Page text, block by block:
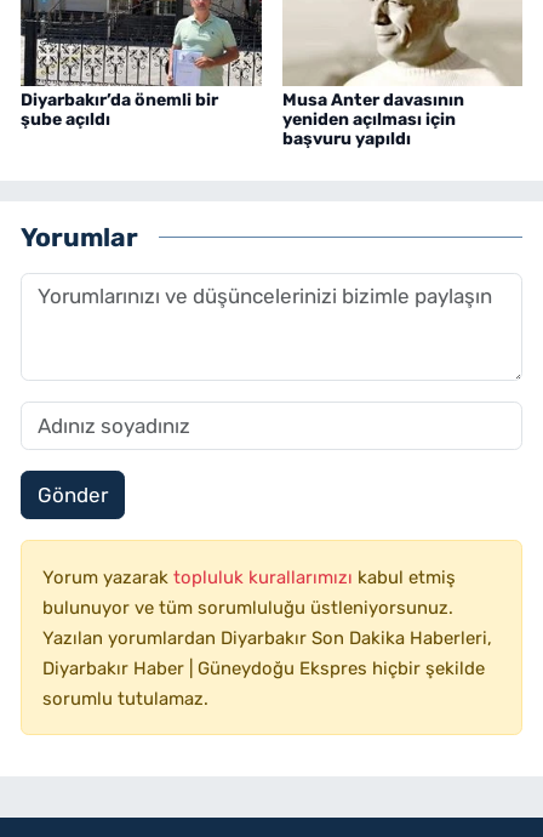
Diyarbakır’da önemli bir
şube açıldı
Musa Anter davasının
yeniden açılması için
başvuru yapıldı
Yorumlar
Gönder
Yorum yazarak topluluk kurallarımızı kabul etmiş
bulunuyor ve tüm sorumluluğu üstleniyorsunuz.
Yazılan yorumlardan Diyarbakır Son Dakika Haberleri,
Diyarbakır Haber | Güneydoğu Ekspres hiçbir şekilde
sorumlu tutulamaz.